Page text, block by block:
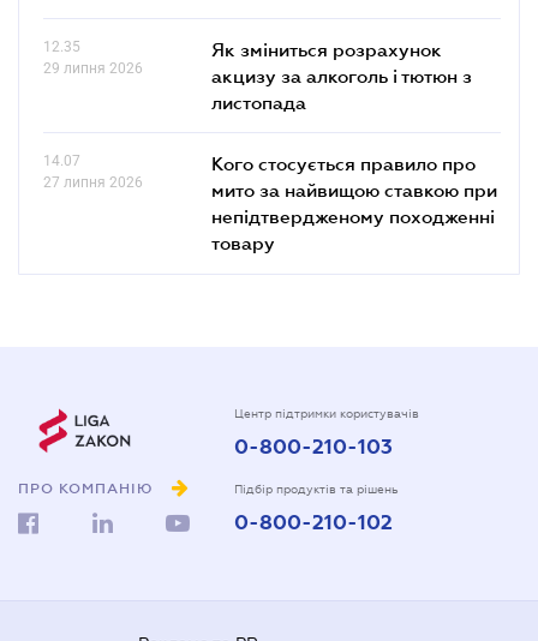
12.35
29 липня 2026
Як зміниться розрахунок
акцизу за алкоголь і тютюн з
листопада
14.07
27 липня 2026
Кого стосується правило про
мито за найвищою ставкою при
непідтвердженому походженні
товару
ПРО КОМПАНІЮ
Центр підтримки користувачів
0-800-210-103
Підбір продуктів та рішень
0-800-210-102